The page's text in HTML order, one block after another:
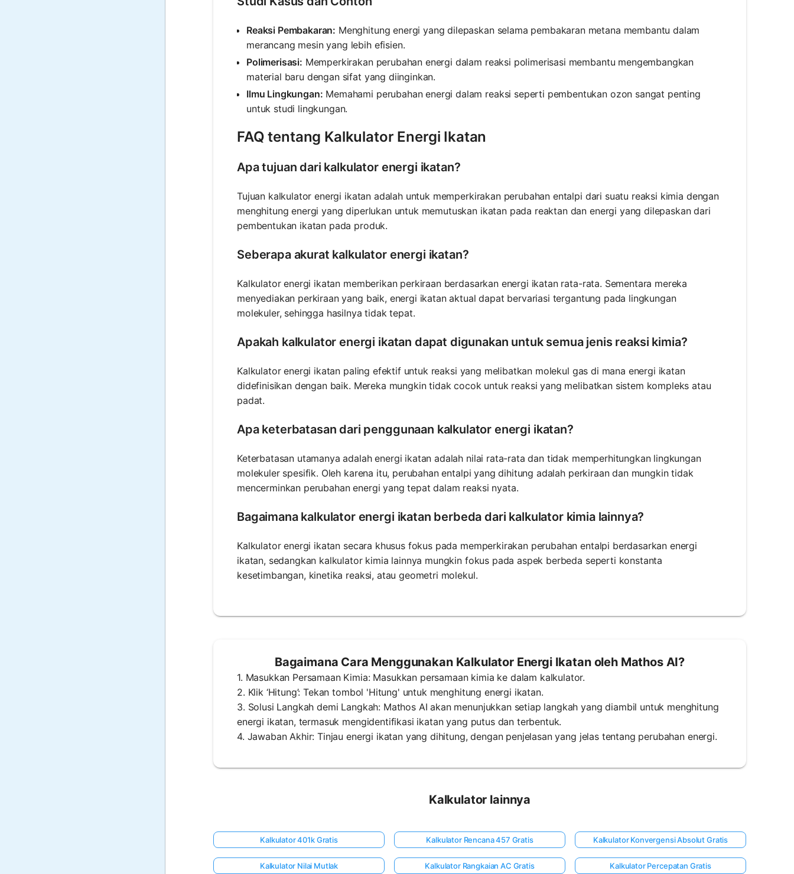
Reaksi Pembakaran: Menghitung energi yang dilepaskan selama pembakaran metana membantu dalam
merancang mesin yang lebih efisien.
Polimerisasi: Memperkirakan perubahan energi dalam reaksi polimerisasi membantu mengembangkan
material baru dengan sifat yang diinginkan.
Ilmu Lingkungan: Memahami perubahan energi dalam reaksi seperti pembentukan ozon sangat penting
untuk studi lingkungan.
FAQ tentang Kalkulator Energi Ikatan
Apa tujuan dari kalkulator energi ikatan?
Tujuan kalkulator energi ikatan adalah untuk memperkirakan perubahan entalpi dari suatu reaksi kimia dengan
menghitung energi yang diperlukan untuk memutuskan ikatan pada reaktan dan energi yang dilepaskan dari
pembentukan ikatan pada produk.
Seberapa akurat kalkulator energi ikatan?
Kalkulator energi ikatan memberikan perkiraan berdasarkan energi ikatan rata-rata. Sementara mereka
menyediakan perkiraan yang baik, energi ikatan aktual dapat bervariasi tergantung pada lingkungan
molekuler, sehingga hasilnya tidak tepat.
Apakah kalkulator energi ikatan dapat digunakan untuk semua jenis reaksi kimia?
Kalkulator energi ikatan paling efektif untuk reaksi yang melibatkan molekul gas di mana energi ikatan
didefinisikan dengan baik. Mereka mungkin tidak cocok untuk reaksi yang melibatkan sistem kompleks atau
padat.
Apa keterbatasan dari penggunaan kalkulator energi ikatan?
Keterbatasan utamanya adalah energi ikatan adalah nilai rata-rata dan tidak memperhitungkan lingkungan
molekuler spesifik. Oleh karena itu, perubahan entalpi yang dihitung adalah perkiraan dan mungkin tidak
mencerminkan perubahan energi yang tepat dalam reaksi nyata.
Bagaimana kalkulator energi ikatan berbeda dari kalkulator kimia lainnya?
Kalkulator energi ikatan secara khusus fokus pada memperkirakan perubahan entalpi berdasarkan energi
ikatan, sedangkan kalkulator kimia lainnya mungkin fokus pada aspek berbeda seperti konstanta
kesetimbangan, kinetika reaksi, atau geometri molekul.
Bagaimana Cara Menggunakan Kalkulator Energi Ikatan oleh Mathos AI?
1. Masukkan Persamaan Kimia: Masukkan persamaan kimia ke dalam kalkulator.
2. Klik ‘Hitung’: Tekan tombol 'Hitung' untuk menghitung energi ikatan.
3. Solusi Langkah demi Langkah: Mathos AI akan menunjukkan setiap langkah yang diambil untuk menghitung
energi ikatan, termasuk mengidentifikasi ikatan yang putus dan terbentuk.
4. Jawaban Akhir: Tinjau energi ikatan yang dihitung, dengan penjelasan yang jelas tentang perubahan energi.
Kalkulator lainnya
Kalkulator 401k Gratis Kalkulator Rencana 457 Gratis Kalkulator Konvergensi Absolut Gratis
Kalkulator Nilai Mutlak Kalkulator Rangkaian AC Gratis Kalkulator Percepatan Gratis